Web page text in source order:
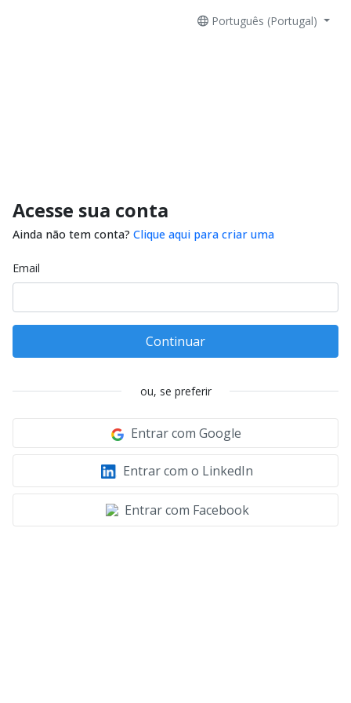
Português (Portugal)
Acesse sua conta
Ainda não tem conta? Clique aqui para criar uma
Email
Continuar
ou, se preferir
Entrar com Google
Entrar com o LinkedIn
Entrar com Facebook